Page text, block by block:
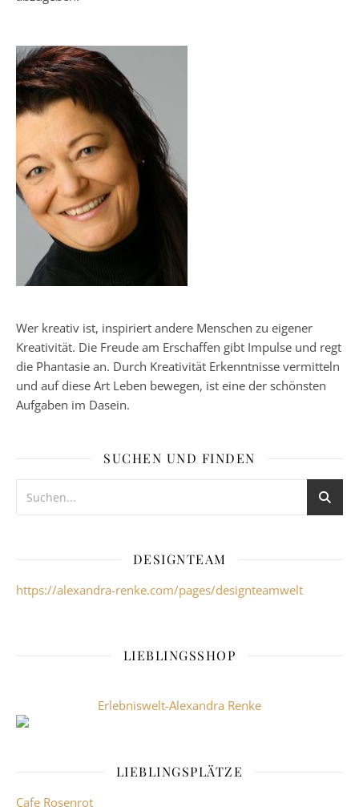
Wer kreativ ist, inspiriert andere Menschen zu eigener
Kreativität. Die Freude am Erschaffen gibt Impulse und regt
die Phantasie an. Durch Kreativität Erkenntnisse vermitteln
und auf diese Art Leben bewegen, ist eine der schönsten
Aufgaben im Dasein.
SUCHEN UND FINDEN
DESIGNTEAM
https://alexandra-renke.com/pages/designteamwelt
LIEBLINGSSHOP
Erlebniswelt-Alexandra Renke
LIEBLINGSPLÄTZE
Cafe Rosenrot